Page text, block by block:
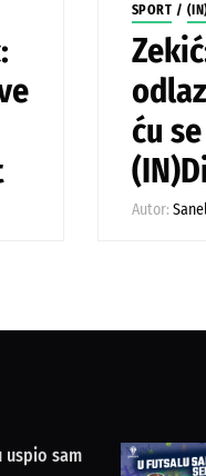
SPORT /
ću
Autor:
uspio sam